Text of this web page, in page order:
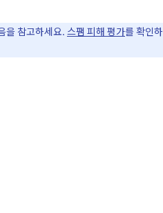
을 참고하세요. 스팸 피해 평가를 확인하